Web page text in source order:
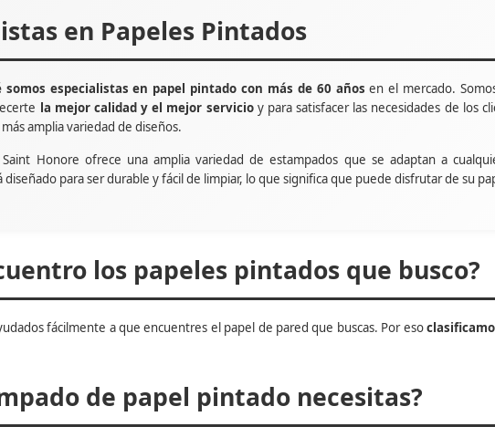
en Papeles Pintados
somos especialistas en papel pintado con más de 60 años en el mercado.
la mejor calidad y el mejor servicioy para satisfacer las necesidades de los
amplia variedad de diseños.
Honore ofrece una amplia variedad de estampados que se adaptan a
diseñado para ser durable y fácil de limpiar, lo que significa que puede disfrutar de su
los papeles pintados que busco?
fácilmente a que encuentres el papel de pared que buscas. Por eso
de papel pintado necesitas?